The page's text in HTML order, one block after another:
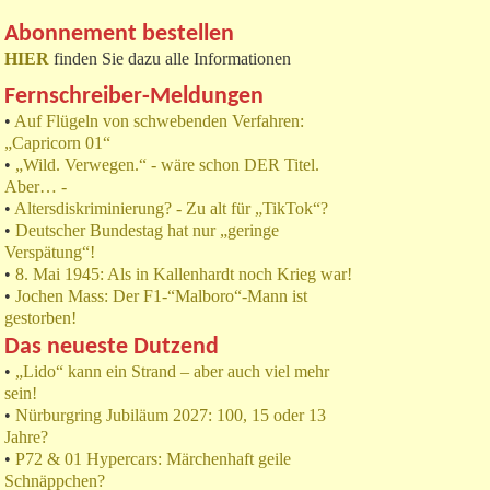
Abonnement bestellen
HIER finden Sie dazu alle Informationen
Fernschreiber-Meldungen
• Auf Flügeln von schwebenden Verfahren:
„Capricorn 01“
• „Wild. Verwegen.“ - wäre schon DER Titel.
Aber… -
• Altersdiskriminierung? - Zu alt für „TikTok“?
• Deutscher Bundestag hat nur „geringe
Verspätung“!
• 8. Mai 1945: Als in Kallenhardt noch Krieg war!
• Jochen Mass: Der F1-“Malboro“-Mann ist
gestorben!
Das neueste Dutzend
• „Lido“ kann ein Strand – aber auch viel mehr
sein!
• Nürburgring Jubiläum 2027: 100, 15 oder 13
Jahre?
• P72 & 01 Hypercars: Märchenhaft geile
Schnäppchen?